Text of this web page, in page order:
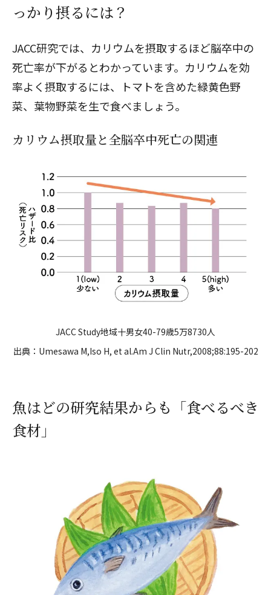
っかり摂るには？
JACC研究では、カリウムを摂取するほど脳卒中の
死亡率が下がるとわかっています。カリウムを効
率よく摂取するには、トマトを含めた緑黄色野
菜、葉物野菜を生で食べましょう。
カリウム摂取量と全脳卒中死亡の関連
JACC Study地域十男女40-79歳5万8730人
出典：Umesawa M,Iso H, et al.Am J Clin Nutr,2008;88:195-202
魚はどの研究結果からも「食べるべき
食材」